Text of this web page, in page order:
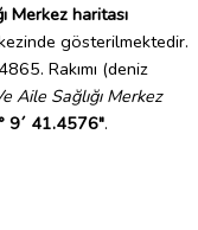
Merkez haritası
gösterilmektedir.
Rakımı (deniz
Aile Sağlığı Merkez
9´ 41.4576".